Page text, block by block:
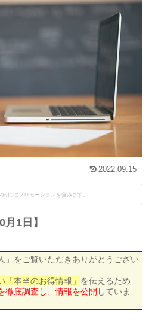
2022.09.15
にはプロモーションを含みます。
1日】
」をご覧いただきありがとうござい
「本当のお得情報」 を伝えるため
徹底調査し、情報を公開 していま